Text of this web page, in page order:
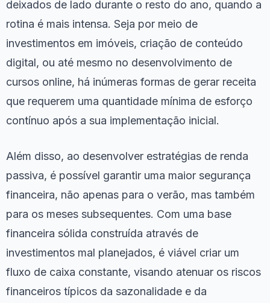
deixados de lado durante o resto do ano, quando a
rotina é mais intensa. Seja por meio de
investimentos em imóveis, criação de conteúdo
digital, ou até mesmo no desenvolvimento de
cursos online, há inúmeras formas de gerar receita
que requerem uma quantidade mínima de esforço
contínuo após a sua implementação inicial.
Além disso, ao desenvolver estratégias de renda
passiva, é possível garantir uma maior segurança
financeira, não apenas para o verão, mas também
para os meses subsequentes. Com uma base
financeira sólida construída através de
investimentos mal planejados, é viável criar um
fluxo de caixa constante, visando atenuar os riscos
financeiros típicos da sazonalidade e da